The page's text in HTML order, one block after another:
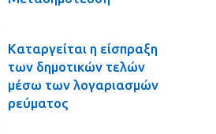
Καταργείται η είσπραξη
των δημοτικών τελών
μέσω των λογαριασμών
ρεύματος